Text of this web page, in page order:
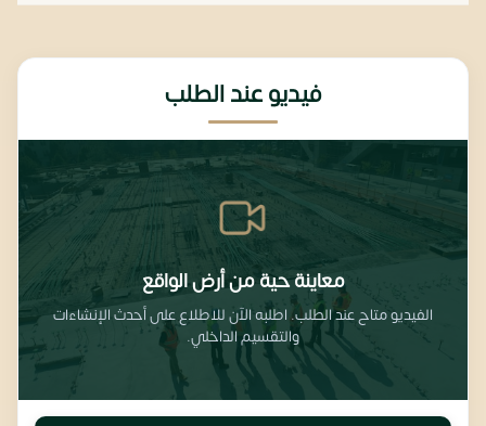
فيديو عند الطلب
معاينة حية من أرض الواقع
الفيديو متاح عند الطلب. اطلبه الآن للاطلاع على أحدث الإنشاءات
والتقسيم الداخلي.